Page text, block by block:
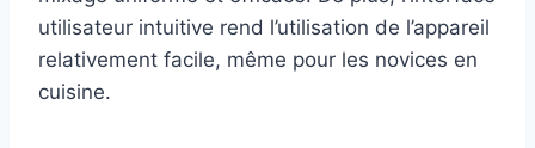
utilisateur intuitive rend l’utilisation de l’appareil
relativement facile, même pour les novices en
cuisine.